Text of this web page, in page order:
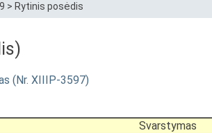
> Rytinis posėdis
(Nr. XIIIP-3597)
Svarstymas